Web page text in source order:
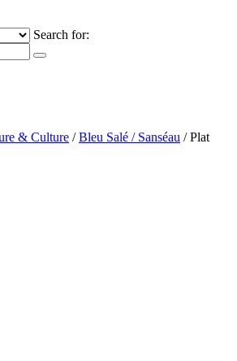
Search for:
& Culture /Bleu Salé / Sanséau / Plat